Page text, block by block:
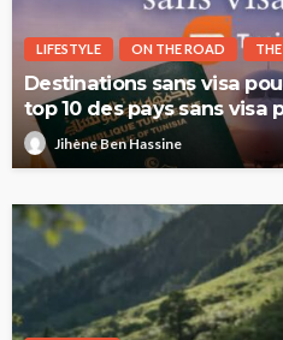
LIFESTYLE ON THE ROAD
Destinations sans visa
top 10 des pays sans visa
2026Jihène Ben Hassine